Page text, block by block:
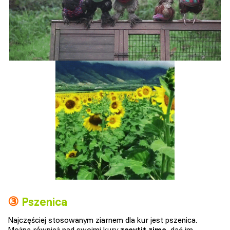
③ Pszenica
Najczęściej stosowanym ziarnem dla kur jest pszenica.